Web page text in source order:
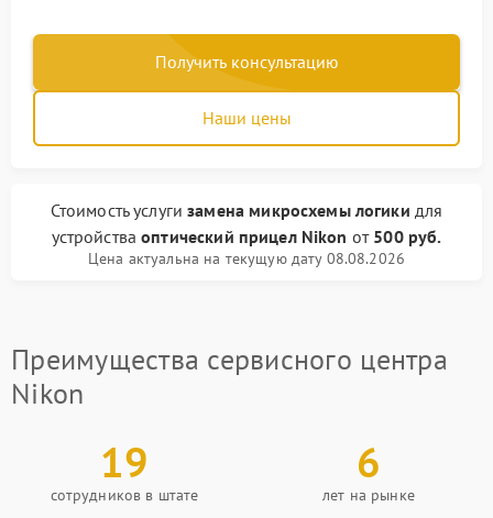
Получить консультацию
Наши цены
Стоимость услугизамена микросхемы логики для
устройстваоптический прицел Nikon от 500 руб.
Цена актуальна на текущую дату 08.08.2026
Преимущества сервисного центра
Nikon
19
сотрудников в штате
6
лет на рынке